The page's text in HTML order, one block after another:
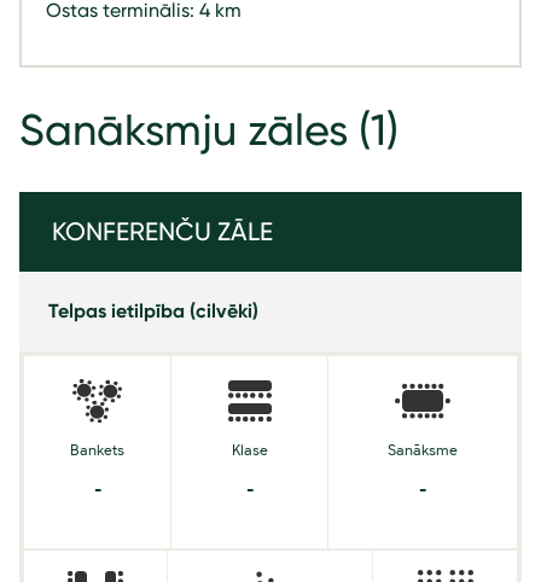
Ostas terminālis: 4 km
Sanāksmju zāles (1)
KONFERENČU ZĀLE
Telpas ietilpība (cilvēki)
Bankets
-
Klase
-
Sanāksme
-